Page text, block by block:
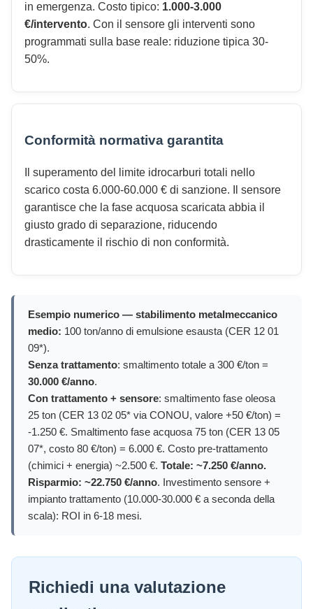
in emergenza. Costo tipico: 1.000-3.000
€/intervento. Con il sensore gli interventi sono
programmati sulla base reale: riduzione tipica 30-
50%.
Conformità normativa garantita
Il superamento del limite idrocarburi totali nello
scarico costa 6.000-60.000 € di sanzione. Il sensore
garantisce che la fase acquosa scaricata abbia il
giusto grado di separazione, riducendo
drasticamente il rischio di non conformità.
Esempio numerico — stabilimento metalmeccanico
medio: 100 ton/anno di emulsione esausta (CER 12 01
09*).
Senza trattamento: smaltimento totale a 300 €/ton =
30.000 €/anno.
Con trattamento + sensore: smaltimento fase oleosa
25 ton (CER 13 02 05* via CONOU, valore +50 €/ton) =
-1.250 €. Smaltimento fase acquosa 75 ton (CER 13 05
07*, costo 80 €/ton) = 6.000 €. Costo pre-trattamento
(chimici + energia) ~2.500 €. Totale: ~7.250 €/anno.
Risparmio: ~22.750 €/anno. Investimento sensore +
impianto trattamento (10.000-30.000 € a seconda della
scala): ROI in 6-18 mesi.
Richiedi una valutazione